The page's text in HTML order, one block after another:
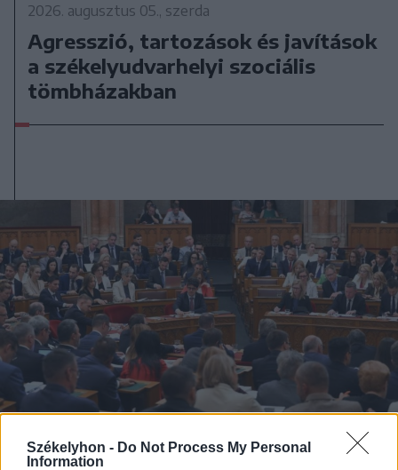
Székelyhon - Do Not Process My Personal
Information
2026. augusztus 05., szerda
Agresszió, tartozások és javítások
a székelyudvarhelyi szociális
tömbházakban